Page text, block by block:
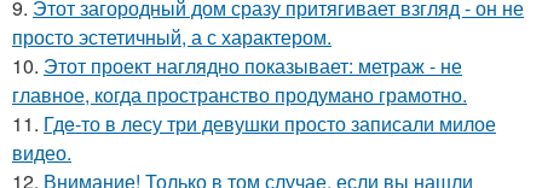
9. Этот загородный дом сразу притягивает взгляд - он не
просто эстетичный, а с характером.
10. Этот проект наглядно показывает: метраж - не
главное, когда пространство продумано грамотно.
11. Гдe-то в лесу три девушки просто записали милое
видео.
12. Внимание! Только в том случае, если вы нашли